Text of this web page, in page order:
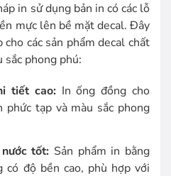
in sử dụng bản in có các lỗ
mực lên bề mặt decal. Đây
các sản phẩm decal chất
sắc phong phú:
tiết cao: In ống đồng cho
phức tạp và màu sắc phong
tốt: Sản phẩm in bằng
có độ bền cao, phù hợp với